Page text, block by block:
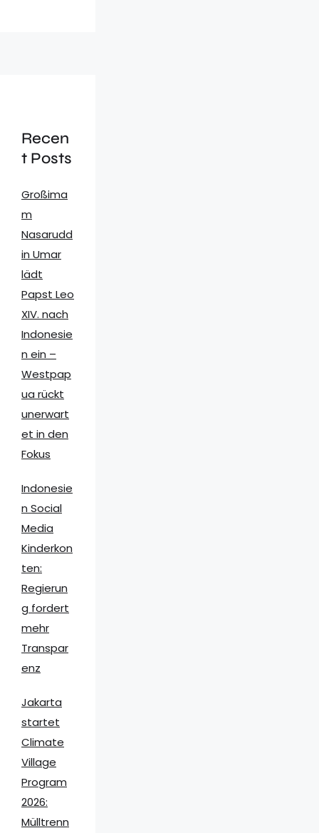
Recen
t Posts
Großima
m
Nasarudd
in Umar
lädt
Papst Leo
XIV. nach
Indonesie
n ein –
Westpap
ua rückt
unerwart
et in den
Fokus
Indonesie
n Social
Media
Kinderkon
ten:
Regierun
g fordert
mehr
Transpar
enz
Jakarta
startet
Climate
Village
Program
2026:
Mülltrenn